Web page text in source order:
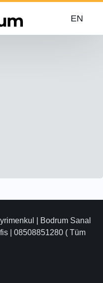
EN
| Bodrum Sanal
| 08508851280 ( Tüm